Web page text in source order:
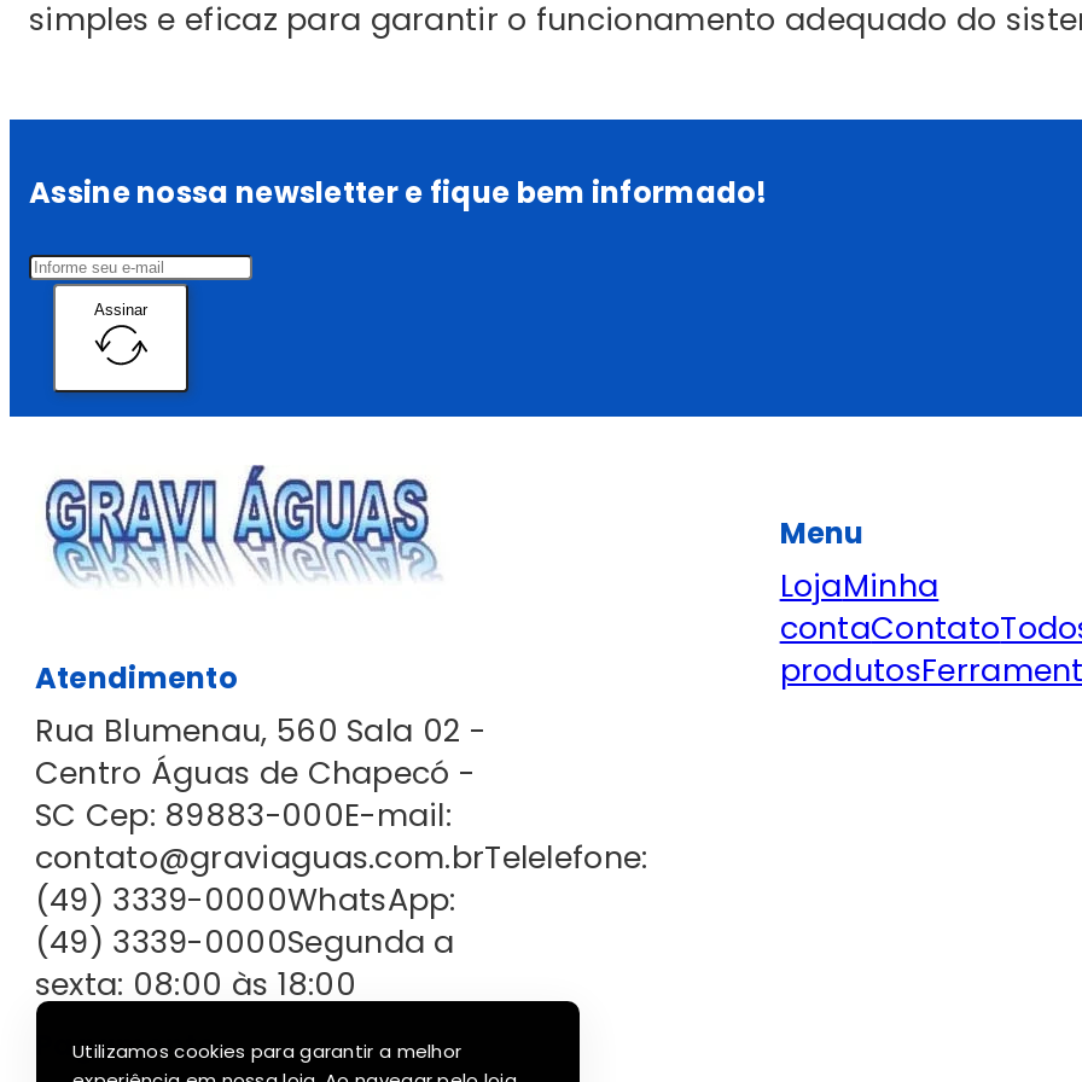
simples e eficaz para garantir o funcionamento adequado do
Assine nossa newsletter e fique bem informado!
Assinar
Atendimento
Rua Blumenau, 560 Sala 02 -
Centro Águas de Chapecó -
SC Cep: 89883-000E-mail:
contato@graviaguas.com.brTelelefone:
(49) 3339-0000WhatsApp:
(49) 3339-0000Segunda a
sexta: 08:00 às 18:00
Pagamento
Menu
LojaMinha
contaContato
produtos
Utilizamos cookies para garantir a melhor